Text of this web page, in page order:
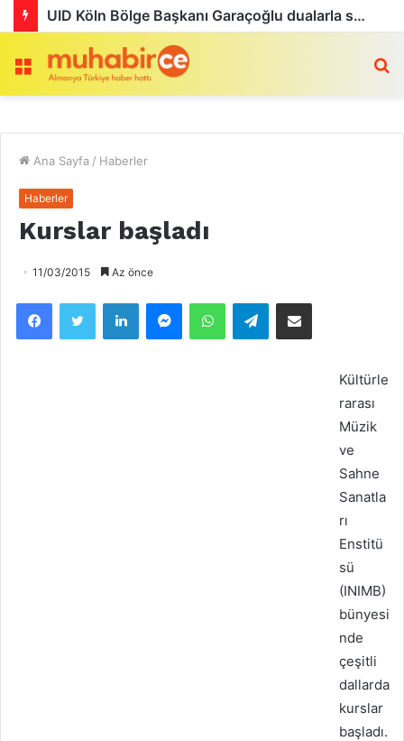
UID Köln Bölge Başkanı Garaçoğlu dualarla son yolculuğuna uğurlandı
Menü
Ana Sayfa / Haberler
Haberler
Kurslar başladı
11/03/2015 Az önce
Telegram
Kültürle
rarası
Müzik
ve
Sahne
Sanatla
rı
Enstitü
sü
(INIMB)
bünyesi
nde
çeşitli
dallarda
kurslar
başladı.